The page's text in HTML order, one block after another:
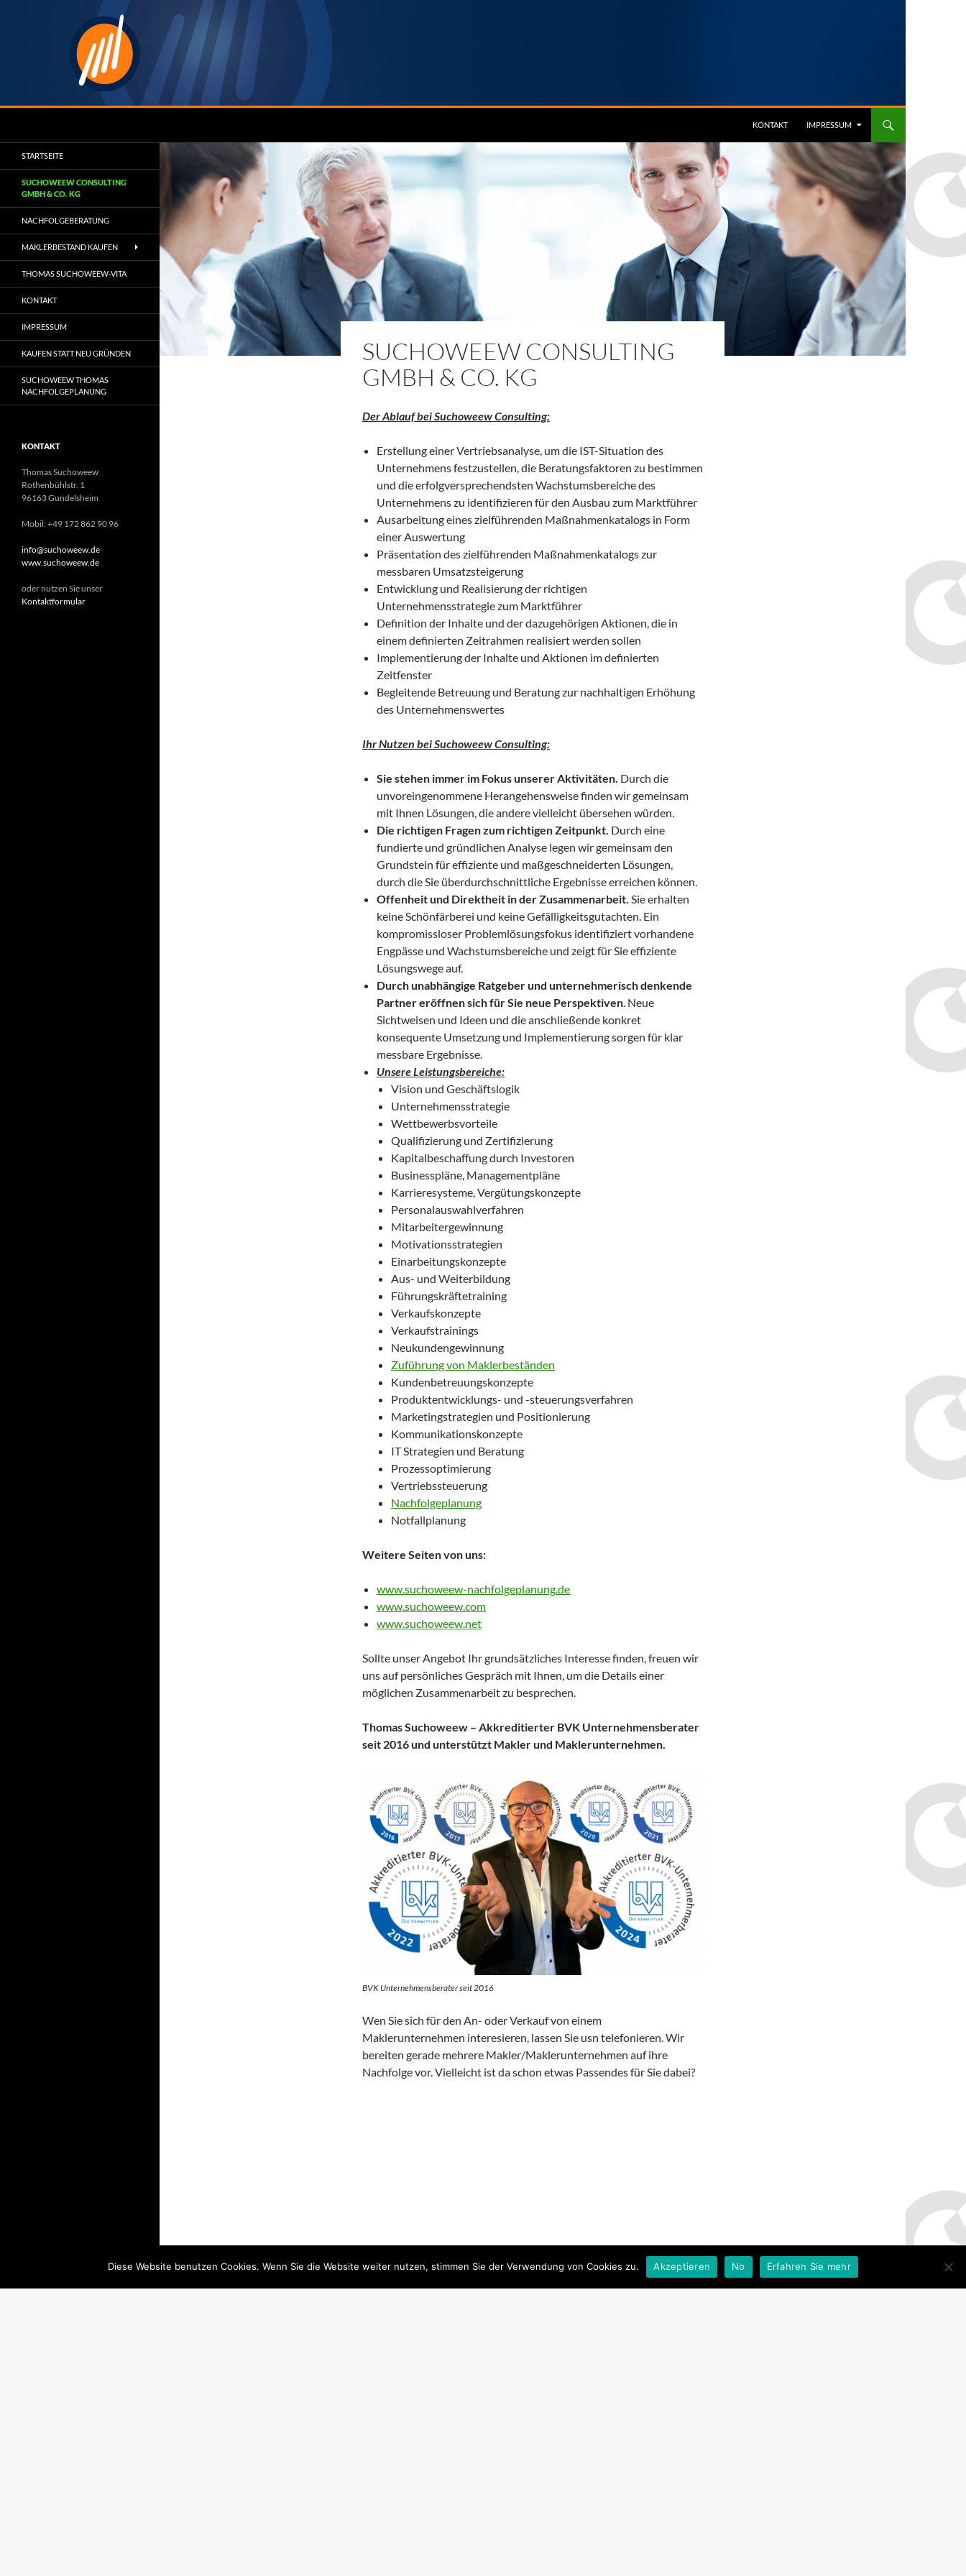
KONTAKT IMPRESSUM
SUCHOWEEW CONSULTING
GMBH & CO. KG
Der Ablauf bei Suchoweew Consulting:
Erstellung einer Vertriebsanalyse, um die IST-Situation des
Unternehmens festzustellen, die Beratungsfaktoren zu bestimmen
und die erfolgversprechendsten Wachstumsbereiche des
Unternehmens zu identifizieren für den Ausbau zum Marktführer
Ausarbeitung eines zielführenden Maßnahmenkatalogs in Form
einer Auswertung
Präsentation des zielführenden Maßnahmenkatalogs zur
messbaren Umsatzsteigerung
Entwicklung und Realisierung der richtigen
Unternehmensstrategie zum Marktführer
Definition der Inhalte und der dazugehörigen Aktionen, die in
einem definierten Zeitrahmen realisiert werden sollen
Implementierung der Inhalte und Aktionen im definierten
Zeitfenster
Begleitende Betreuung und Beratung zur nachhaltigen Erhöhung
des Unternehmenswertes
Ihr Nutzen bei Suchoweew Consulting:
Sie stehen immer im Fokus unserer Aktivitäten. Durch die
unvoreingenommene Herangehensweise finden wir gemeinsam
mit Ihnen Lösungen, die andere vielleicht übersehen würden.
Die richtigen Fragen zum richtigen Zeitpunkt. Durch eine
fundierte und gründlichen Analyse legen wir gemeinsam den
Grundstein für effiziente und maßgeschneiderten Lösungen,
durch die Sie überdurchschnittliche Ergebnisse erreichen können.
Offenheit und Direktheit in der Zusammenarbeit. Sie erhalten
keine Schönfärberei und keine Gefälligkeitsgutachten. Ein
kompromissloser Problemlösungsfokus identifiziert vorhandene
Engpässe und Wachstumsbereiche und zeigt für Sie effiziente
Lösungswege auf.
Durch unabhängige Ratgeber und unternehmerisch denkende
Partner eröffnen sich für Sie neue Perspektiven. Neue
Sichtweisen und Ideen und die anschließende konkret
konsequente Umsetzung und Implementierung sorgen für klar
messbare Ergebnisse.
Unsere Leistungsbereiche:
Vision und Geschäftslogik
Unternehmensstrategie
Wettbewerbsvorteile
Qualifizierung und Zertifizierung
Kapitalbeschaffung durch Investoren
Businesspläne, Managementpläne
Karrieresysteme, Vergütungskonzepte
Personalauswahlverfahren
Mitarbeitergewinnung
Motivationsstrategien
Einarbeitungskonzepte
Aus- und Weiterbildung
Führungskräftetraining
Verkaufskonzepte
Verkaufstrainings
Neukundengewinnung
Zuführung von Maklerbeständen
Kundenbetreuungskonzepte
Produktentwicklungs- und -steuerungsverfahren
Marketingstrategien und Positionierung
Kommunikationskonzepte
IT Strategien und Beratung
Prozessoptimierung
Vertriebssteuerung
Nachfolgeplanung
Notfallplanung
Weitere Seiten von uns:
www.suchoweew-nachfolgeplanung.de
www.suchoweew.com
www.suchoweew.net
Sollte unser Angebot Ihr grundsätzliches Interesse finden, freuen wir
uns auf persönliches Gespräch mit Ihnen, um die Details einer
möglichen Zusammenarbeit zu besprechen.
Thomas Suchoweew – Akkreditierter BVK Unternehmensberater
seit 2016 und unterstützt Makler und Maklerunternehmen.
BVK Unternehmensberater seit 2016
Wen Sie sich für den An- oder Verkauf von einem
Maklerunternehmen interesieren, lassen Sie usn telefonieren. Wir
bereiten gerade mehrere Makler/Maklerunternehmen auf ihre
Nachfolge vor. Vielleicht ist da schon etwas Passendes für Sie dabei?
STARTSEITE
SUCHOWEEW CONSULTING
GMBH & CO. KG
NACHFOLGEBERATUNG
MAKLERBESTAND KAUFEN
THOMAS SUCHOWEEW-VITA
KONTAKT
IMPRESSUM
KAUFEN STATT NEU GRÜNDEN
SUCHOWEEW THOMAS
NACHFOLGEPLANUNG
KONTAKT
Thomas Suchoweew
Rothenbühlstr. 1
96163 Gundelsheim
Mobil: +49 172 862 90 96
info@suchoweew.de
www.suchoweew.de
oder nutzen Sie unser
Kontaktformular
Diese Website benutzen Cookies. Wenn Sie die Website weiter nutzen, stimmen Sie der Verwendung von Cookies zu. Akzeptieren No Erfahren Sie mehr